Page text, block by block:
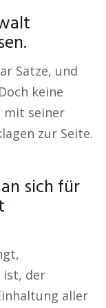
Sätze, und
keine
mit seiner
zur Seite.
sich für
ist, der
aller